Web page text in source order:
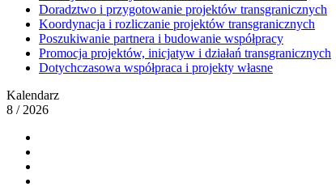
Doradztwo i przygotowanie projektów transgranicznych
Koordynacja i rozliczanie projektów transgranicznych
Poszukiwanie partnera i budowanie współpracy
Promocja projektów, inicjatyw i działań transgranicznych
Dotychczasowa współpraca i projekty własne
Kalendarz
8 / 2026